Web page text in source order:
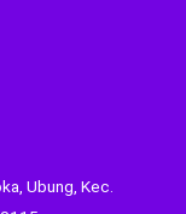
Ubung, Kec.